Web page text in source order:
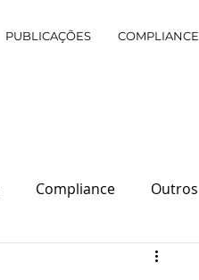
PUBLICAÇÕES COMPLIANCE
Compliance Outros